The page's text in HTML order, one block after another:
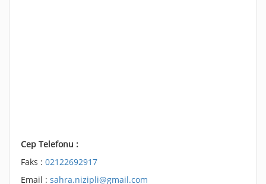
Cep Telefonu :
Faks : 02122692917
Email : sahra.nizipli@gmail.com